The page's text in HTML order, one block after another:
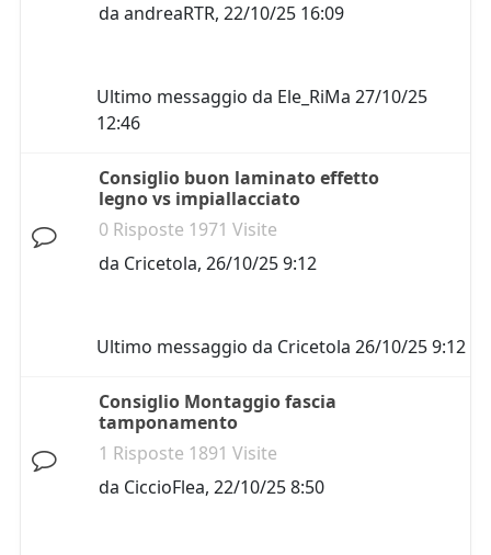
da andreaRTR, 22/10/25 16:09
Ultimo messaggio da Ele_RiMa 27/10/25
12:46
Consiglio buon laminato effetto
legno vs impiallacciato
0 Risposte 1971 Visite
da Cricetola, 26/10/25 9:12
Ultimo messaggio da Cricetola 26/10/25 9:12
Consiglio Montaggio fascia
tamponamento
1 Risposte 1891 Visite
da CiccioFlea, 22/10/25 8:50